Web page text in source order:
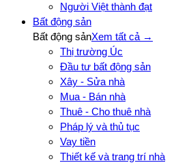
Người Việt thành đạt
Bất động sản
Bất động sảnXem tất cả →
Thị trường Úc
Đầu tư bất động sản
Xây - Sửa nhà
Mua - Bán nhà
Thuê - Cho thuê nhà
Pháp lý và thủ tục
Vay tiền
Thiết kế và trang trí nhà